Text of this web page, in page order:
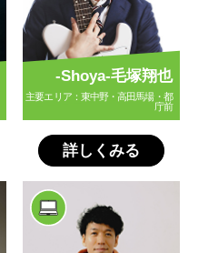
-Shoya-毛塚翔也
主要エリア：東中野・高田馬場・都
庁前
詳しくみる